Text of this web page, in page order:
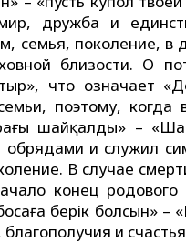
дружба и
семья, поколение, в
близости. О
отыр», что означает
поэтому, когда
шайқалды» –
обрядами и служил
В случае
конец родового
берік болсын»
и